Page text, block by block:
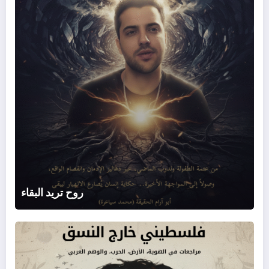
روح تريد البقاء